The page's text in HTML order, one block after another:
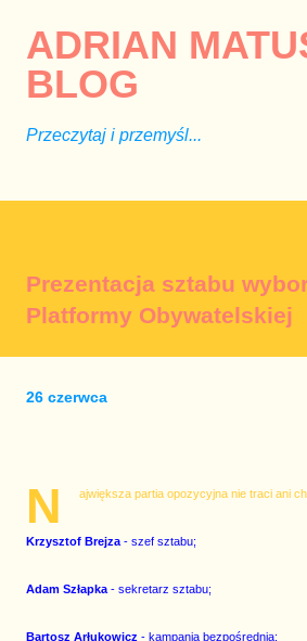
ADRIAN
BLOG
Przeczytaj i przemyśl...
Prezentacja sztabu
Platformy Obywatelskiej
26 czerwca
N ajwiększa partia opozycyjna nie traci ani
Krzysztof Brejza - szef sztabu;
Adam Szłapka - sekretarz sztabu;
Bartosz Arłukowicz - kampania bezpośrednia;